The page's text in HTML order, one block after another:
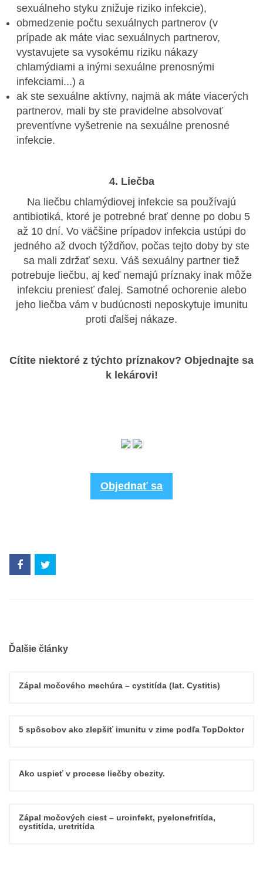
sexuálneho styku znižuje riziko infekcie),
obmedzenie počtu sexuálnych partnerov (v
prípade ak máte viac sexuálnych partnerov,
vystavujete sa vysokému riziku nákazy
chlamýdiami a inými sexuálne prenosnými
infekciami...) a
ak ste sexuálne aktívny, najmä ak máte viacerých
partnerov, mali by ste pravidelne absolvovať
preventívne vyšetrenie na sexuálne prenosné
infekcie.
4. Liečba
Na liečbu chlamýdiovej infekcie sa používajú
antibiotiká, ktoré je potrebné brať denne po dobu 5
až 10 dní. Vo väčšine prípadov infekcia ustúpi do
jedného až dvoch týždňov, počas tejto doby by ste
sa mali zdržať sexu. Váš sexuálny partner tiež
potrebuje liečbu, aj keď nemajú príznaky inak môže
infekciu preniesť ďalej. Samotné ochorenie alebo
jeho liečba vám v budúcnosti neposkytuje imunitu
proti ďalšej nákaze.
Cítite niektoré z týchto príznakov? Objednajte sa
k lekárovi!
Objednať sa
Ďalšie články
Zápal močového mechúra – cystitída (lat. Cystitis)
5 spôsobov ako zlepšiť imunitu v zime podľa TopDoktor
Ako uspieť v procese liečby obezity.
Zápal močových ciest – uroinfekt, pyelonefritída,
cystitída, uretritída